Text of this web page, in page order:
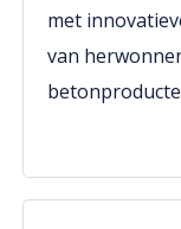
met
van